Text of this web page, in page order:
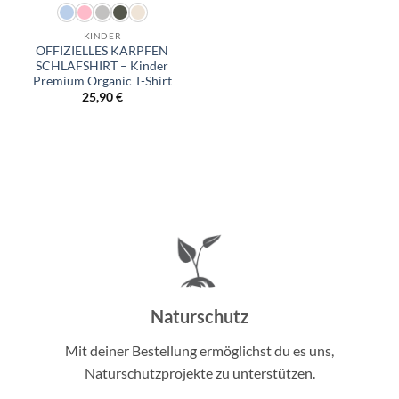
KINDER
OFFIZIELLES KARPFEN
SCHLAFSHIRT – Kinder
Premium Organic T-Shirt
25,90€
Naturschutz
Mit deiner Bestellung ermöglichst du es uns,
Naturschutzprojekte zu unterstützen.